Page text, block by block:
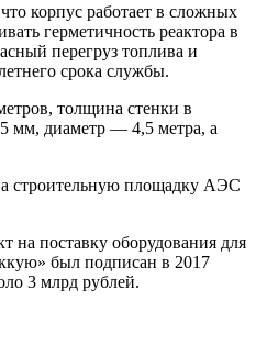
корпус работает в сложных
герметичность реактора в
перегруз топлива и
срока службы.
толщина стенки в
мм, диаметр — 4,5 метра, а
строительную площадку АЭС
на поставку оборудования для
был подписан в 2017
3 млрд рублей.